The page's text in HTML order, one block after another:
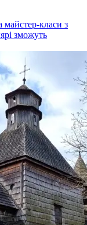
класи з
зможуть